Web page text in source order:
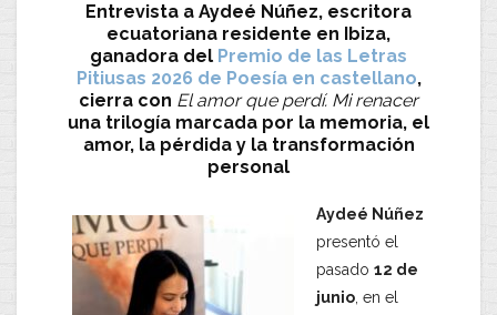
Entrevista a Aydeé Núñez, escritora
ecuatoriana residente en Ibiza,
ganadora del Premio de las Letras
Pitiusas 2026 de Poesía en castellano,
cierra con El amor que perdí. Mi renacer
una trilogía marcada por la memoria, el
amor, la pérdida y la transformación
personal
Aydeé Núñez
presentó el
pasado 12 de
junio , en el